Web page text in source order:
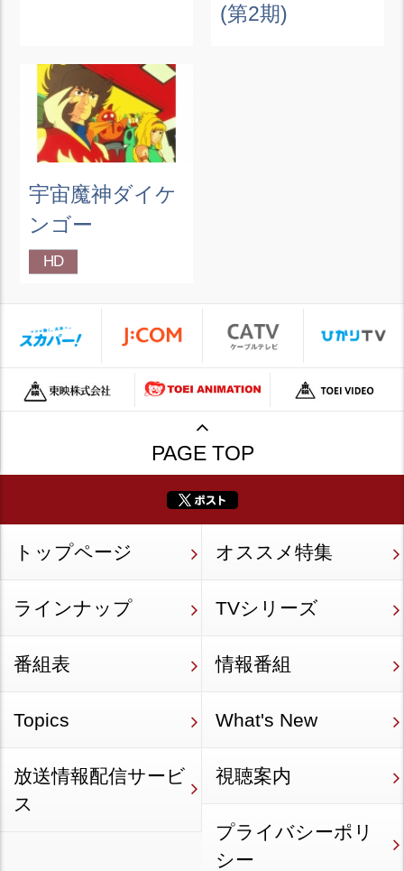
(第2期)
宇宙魔神ダイケ
ンゴー
HD
PAGE TOP
トップページ オススメ特集
ラインナップ TVシリーズ
番組表 情報番組
Topics What's New
放送情報配信サービ
ス
視聴案内
プライバシーポリ
シー